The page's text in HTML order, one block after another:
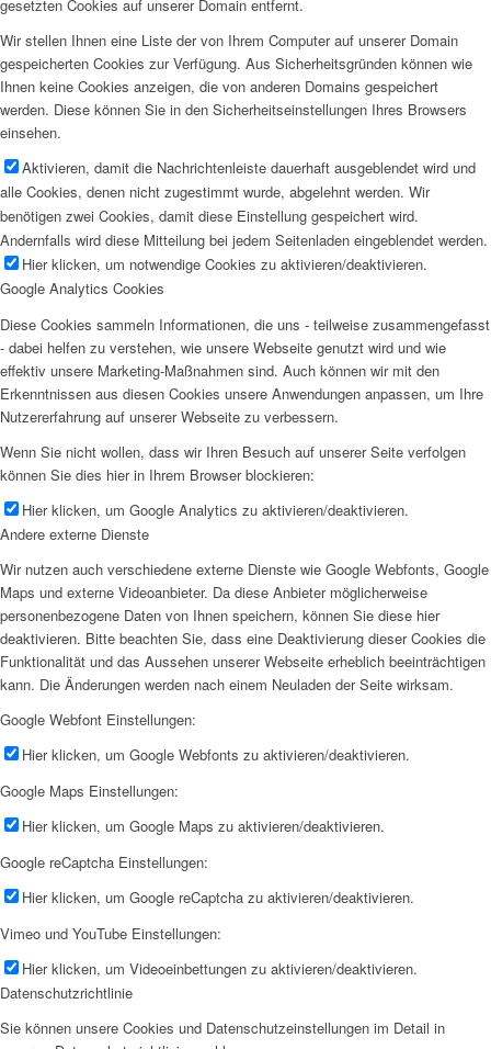
gesetzten Cookies auf unserer Domain entfernt.
Wir stellen Ihnen eine Liste der von Ihrem Computer auf unserer Domain
gespeicherten Cookies zur Verfügung. Aus Sicherheitsgründen können wie
Ihnen keine Cookies anzeigen, die von anderen Domains gespeichert
werden. Diese können Sie in den Sicherheitseinstellungen Ihres Browsers
einsehen.
Aktivieren, damit die Nachrichtenleiste dauerhaft ausgeblendet wird und
alle Cookies, denen nicht zugestimmt wurde, abgelehnt werden. Wir
benötigen zwei Cookies, damit diese Einstellung gespeichert wird.
Andernfalls wird diese Mitteilung bei jedem Seitenladen eingeblendet werden.
Hier klicken, um notwendige Cookies zu aktivieren/deaktivieren.
Google Analytics Cookies
Diese Cookies sammeln Informationen, die uns - teilweise zusammengefasst
- dabei helfen zu verstehen, wie unsere Webseite genutzt wird und wie
effektiv unsere Marketing-Maßnahmen sind. Auch können wir mit den
Erkenntnissen aus diesen Cookies unsere Anwendungen anpassen, um Ihre
Nutzererfahrung auf unserer Webseite zu verbessern.
Wenn Sie nicht wollen, dass wir Ihren Besuch auf unserer Seite verfolgen
können Sie dies hier in Ihrem Browser blockieren:
Hier klicken, um Google Analytics zu aktivieren/deaktivieren.
Andere externe Dienste
Wir nutzen auch verschiedene externe Dienste wie Google Webfonts, Google
Maps und externe Videoanbieter. Da diese Anbieter möglicherweise
personenbezogene Daten von Ihnen speichern, können Sie diese hier
deaktivieren. Bitte beachten Sie, dass eine Deaktivierung dieser Cookies die
Funktionalität und das Aussehen unserer Webseite erheblich beeinträchtigen
kann. Die Änderungen werden nach einem Neuladen der Seite wirksam.
Google Webfont Einstellungen:
Hier klicken, um Google Webfonts zu aktivieren/deaktivieren.
Google Maps Einstellungen:
Hier klicken, um Google Maps zu aktivieren/deaktivieren.
Google reCaptcha Einstellungen:
Hier klicken, um Google reCaptcha zu aktivieren/deaktivieren.
Vimeo und YouTube Einstellungen:
Hier klicken, um Videoeinbettungen zu aktivieren/deaktivieren.
Datenschutzrichtlinie
Sie können unsere Cookies und Datenschutzeinstellungen im Detail in